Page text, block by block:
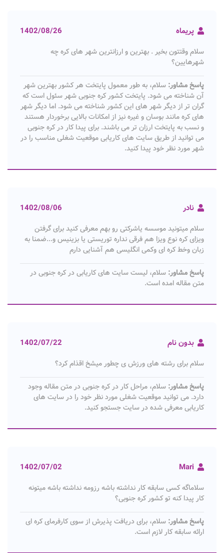
پریماه 1402/08/26
سلام وقتتون بخیر . بهترین و ارزانترین شهر های کره چه
شهرهایین؟
پاسخ مشاور:سلام، به طور معمول پایتخت هر کشور بهترین شهر
آن شناخته می شود. پایتخت کشور کره جنوبی شهر سئول است که
گران تر از دیگر شهر های این کشور شناخته می شود. اما دیگر شهر
های کره مانند بوسان و غیره نیز از امکانات بالایی برخوردار هستند
و نسب به پایتخت ارزان تر می باشند. برای پیدا کار در کره جنوبی
می توانید از طریق سایت های کاریابی موقعیت شغلی مناسب را در
شهر مورد نظر خود پیدا کنید.
نادر 1402/08/06
سلام میتونید موسسه یاشرکتی رو بهم معرفی کنید برای گرفتن
ویزای کره نوع ویزا هم فرقی نداره توریستی یا بزینیس و...ضمنا به
زبان وخط کره ای وکمی انگلیسی هم آشنایی دارم
پاسخ مشاور:سلام، لیست سایت های کاریابی در کره جنوبی در
متن مقاله امده است.
بدون نام 1402/07/22
سلام برای رشته های ورزش ی چطور میشخ اقذام کرد؟
پاسخ مشاور:سلام، مراحل کار در کره جنوبی در متن مقاله وجود
دارد. می توانید موقعیت شغلی مورد نظر خود را در سایت های
کاریابی معرفی شده در سایت جستجو کنید.
Mari
1402/07/02
سلاماگه کسی سابقه کار نداشته باشه رزومه نداشته باشه میتونه
کار پیدا کنه تو کشور کره جنوبی؟
پاسخ مشاور:سلام، برای دریافت پذیرش از سوی کارفرمای کره ای
ارائه سابقه کار لازم است.